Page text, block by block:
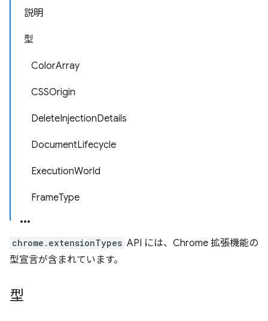
説明
型
ColorArray
CSSOrigin
DeleteInjectionDetails
DocumentLifecycle
ExecutionWorld
FrameType
chrome.extensionTypes API には、Chrome 拡張機能の
型宣言が含まれています。
型